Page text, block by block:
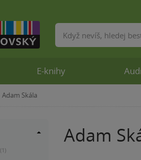
»Adam Skála
Adam
(1)
E-knihy
Vyhledávání